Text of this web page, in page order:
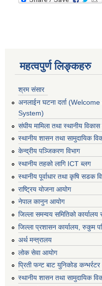
महत्वपुर्ण लिङ्कहरु
श्रम संसार
अनलाईन घटना दर्ता
System)
संघीय मामिला तथा स्थानीय
स्थानीय शासन तथा सामुदायिक
केन्द्रीय पञ्जिकरण विभाग
स्थानीय तहको लागि ICT ब्लग
स्थानीय पूर्वाधार तथा कृषि सडक
राष्ट्रिय योजना आयोग
नेपाल कानुन आयोग
जिल्ला समन्वय समितिको
जिल्ला प्रशासन कार्यालय, रुकुम
अर्थ मन्त्रालय
लोक सेवा आयोग
प्रिती फन्ट बाट युनिकोड कन्भर्रटर
स्थानीय शासन तथा सामुदायिक